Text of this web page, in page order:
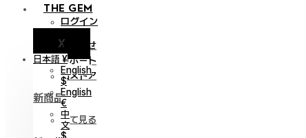
THE GEM
ログイン
Xお知らせ
サポート
旧ストア
新商品
全て見る
日本語 ¥
English
$
English
€
中
文